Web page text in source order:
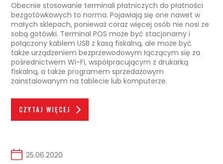
Obecnie stosowanie terminali płatniczych do płatności
bezgotówkowych to norma. Pojawiają się one nawet w
małych sklepach, ponieważ coraz więcej osób nie nosi ze
sobą gotówki. Terminal POS może być stacjonarny i
połączony kablem USB z kasą fiskalną, ale może być
także urządzeniem bezprzewodowym łączącym się za
pośrednictwem Wi-Fi, współpracującym z drukarką
fiskalną, a także programem sprzedażowym
zainstalowanym na tablecie lub komputerze.
CZYTAJ WIĘCEJ
25.06.2020